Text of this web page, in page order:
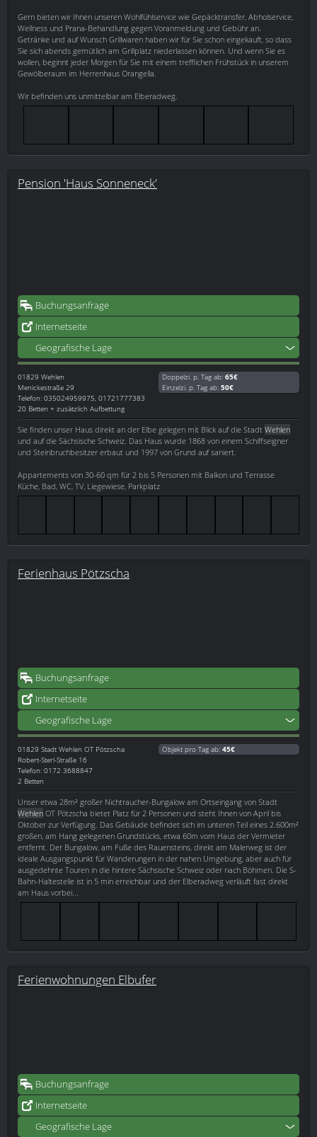
Gern bieten wir Ihnen unseren Wohlfühlservice wie Gepäcktransfer, Abholservice,
Wellness und Prana-Behandlung gegen Voranmeldung und Gebühr an.
Getränke und auf Wunsch Grillwaren haben wir für Sie schon eingekauft, so dass
Sie sich abends gemütlich am Grillplatz niederlassen können. Und wenn Sie es
wollen, beginnt jeder Morgen für Sie mit einem trefflichen Frühstück in unserem
Gewölberaum im Herrenhaus Orangella.
Wir befinden uns unmittelbar am Elberadweg.
Pension 'Haus Sonneneck'
Buchungsanfrage
Internetseite
Geografische Lage
01829 Wehlen
Menickestraße 29
Telefon: 035024959975, 01721777383
20 Betten + zusätzlich Aufbettung
Doppelzi. p. Tag ab: 65€
Einzelzi. p. Tag ab: 50€
Sie finden unser Haus direkt an der Elbe gelegen mit Blick auf die Stadt Wehlen
und auf die Sächsische Schweiz. Das Haus wurde 1868 von einem Schiffseigner
und Steinbruchbesitzer erbaut und 1997 von Grund auf saniert.
Appartements von 30-60 qm für 2 bis 5 Personen mit Balkon und Terrasse
Küche, Bad, WC, TV, Liegewiese, Parkplatz
Ferienhaus Pötzscha
Buchungsanfrage
Internetseite
Geografische Lage
01829 Stadt Wehlen OT Pötzscha
Robert-Sterl-Straße 16
Telefon: 0172 3688847
2 Betten
Objekt pro Tag ab: 45€
Unser etwa 28m² großer Nichtraucher-Bungalow am Ortseingang von Stadt
Wehlen OT Pötzscha bietet Platz für 2 Personen und steht Ihnen von April bis
Oktober zur Verfügung. Das Gebäude befindet sich im unteren Teil eines 2.600m²
großen, am Hang gelegenen Grundstücks, etwa 60m vom Haus der Vermieter
entfernt. Der Bungalow, am Fuße des Rauensteins, direkt am Malerweg ist der
ideale Ausgangspunkt für Wanderungen in der nahen Umgebung, aber auch für
ausgedehnte Touren in die hintere Sächsische Schweiz oder nach Böhmen. Die S-
Bahn-Haltestelle ist in 5 min erreichbar und der Elberadweg verläuft fast direkt
am Haus vorbei...
Ferienwohnungen Elbufer
Buchungsanfrage
Internetseite
Geografische Lage